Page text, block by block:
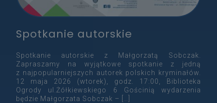
Spotkanie autorskie
Spotkanie autorskie z Małgorzatą Sobczak.
Zapraszamy na wyjątkowe spotkanie z jedną
z najpopularniejszych autorek polskich kryminałów.
12 maja 2026 (wtorek), godz. 17:00, Biblioteka
Ogrody ul.Żółkiewskiego 6 Gościnią wydarzenia
będzie Małgorzata Sobczak –